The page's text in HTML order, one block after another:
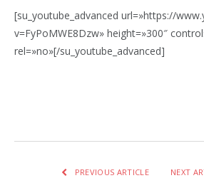
[su_youtube_advanced url=»https://
v=FyPoMWE8Dzw» height=»300″
rel=»no»[/su_youtube_advanced]
PREVIOUS ARTICLE NEXT